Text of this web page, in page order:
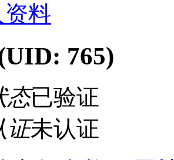
料
765)
态已验证
证未认证